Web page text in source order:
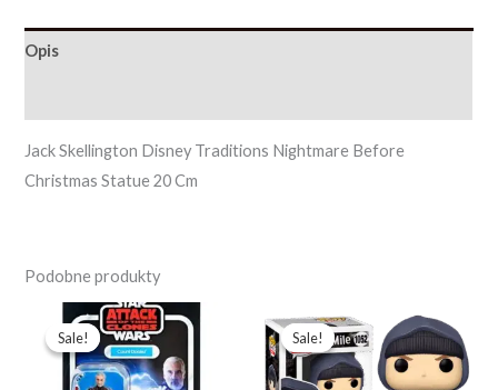
Opis
Jack Skellington Disney Traditions Nightmare Before
Christmas Statue 20 Cm
Podobne produkty
Sale!
Sale!
Pierwotna
cena
wynosiła:
123,19 zł.
Aktualna
cena
87,99 zł.
Sale!
Sale!
cena
wynosiła:
97,99 zł.
cena
wynosi:
69,99 zł.